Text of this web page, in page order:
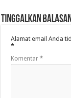
Tinggalkan
Alamat email Anda
*
Komentar*